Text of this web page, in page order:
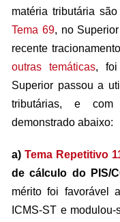
matéria tributária
Tema 69, no
recente
outras temáticas, foi
Superior passou a
tributárias, e com
demonstrado abaixo:
a) Tema Repetitivo
de cálculo do PIS/
mérito foi favorável
ICMS-ST e